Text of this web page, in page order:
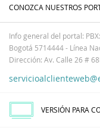
CONOZCA NUESTROS
Info general del portal:
Bogotá 5714444 - Línea
Dirección: Av. Calle 26 #
VERSIÓN PARA